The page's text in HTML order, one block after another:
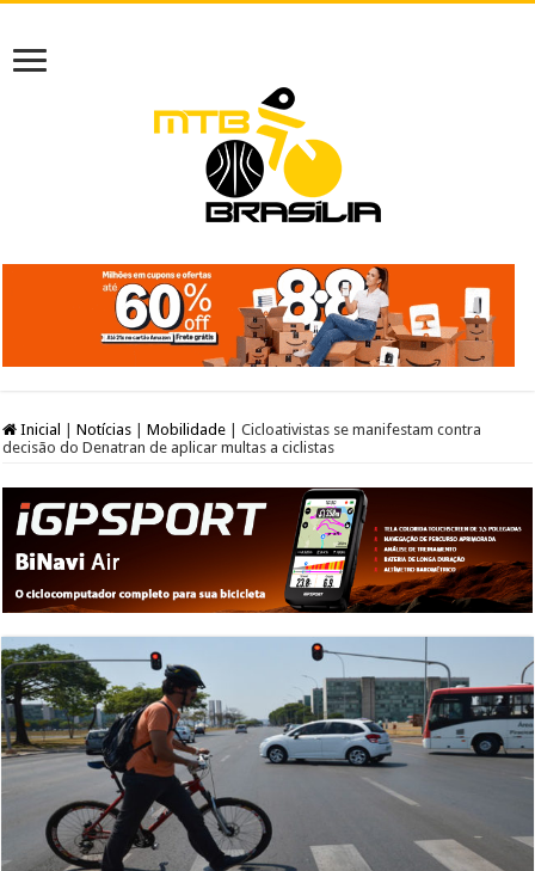
Inicial Notícias Mobilidade
Cicloativistas se manifestam contra
decisão do Denatran de aplicar multas a ciclistas